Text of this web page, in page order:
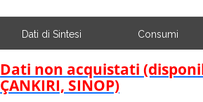
Dati di Sintesi Consumi
Dati non acquistati
ÇANKIRI, SINOP)